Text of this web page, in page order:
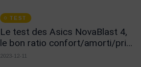
TEST
Le test des Asics NovaBlast 4,
le bon ratio confort/amorti/prix
!2023-12-11